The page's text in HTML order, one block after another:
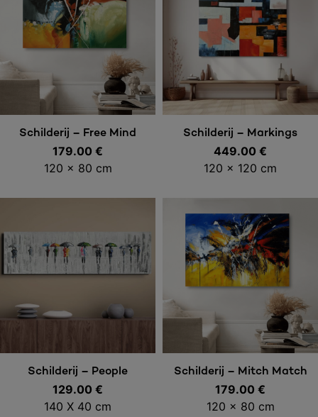
Toevoegen aan
winkelwagen
Schilderij – Free Mind
179.00 €
120 x 80 cm
Toevoegen aan
winkelwagen
Schilderij – Markings
449.00 €
120 x 120 cm
Toevoegen aan
winkelwagen
Schilderij – People
129.00 €
140 X 40 cm
Toevoegen aan
winkelwagen
Schilderij – Mitch Match
179.00 €
120 x 80 cm